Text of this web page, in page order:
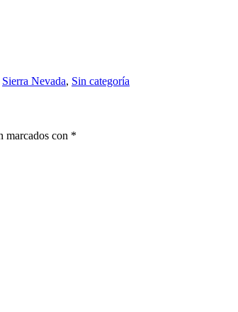
Sierra Nevada, Sin categoría
marcados con *